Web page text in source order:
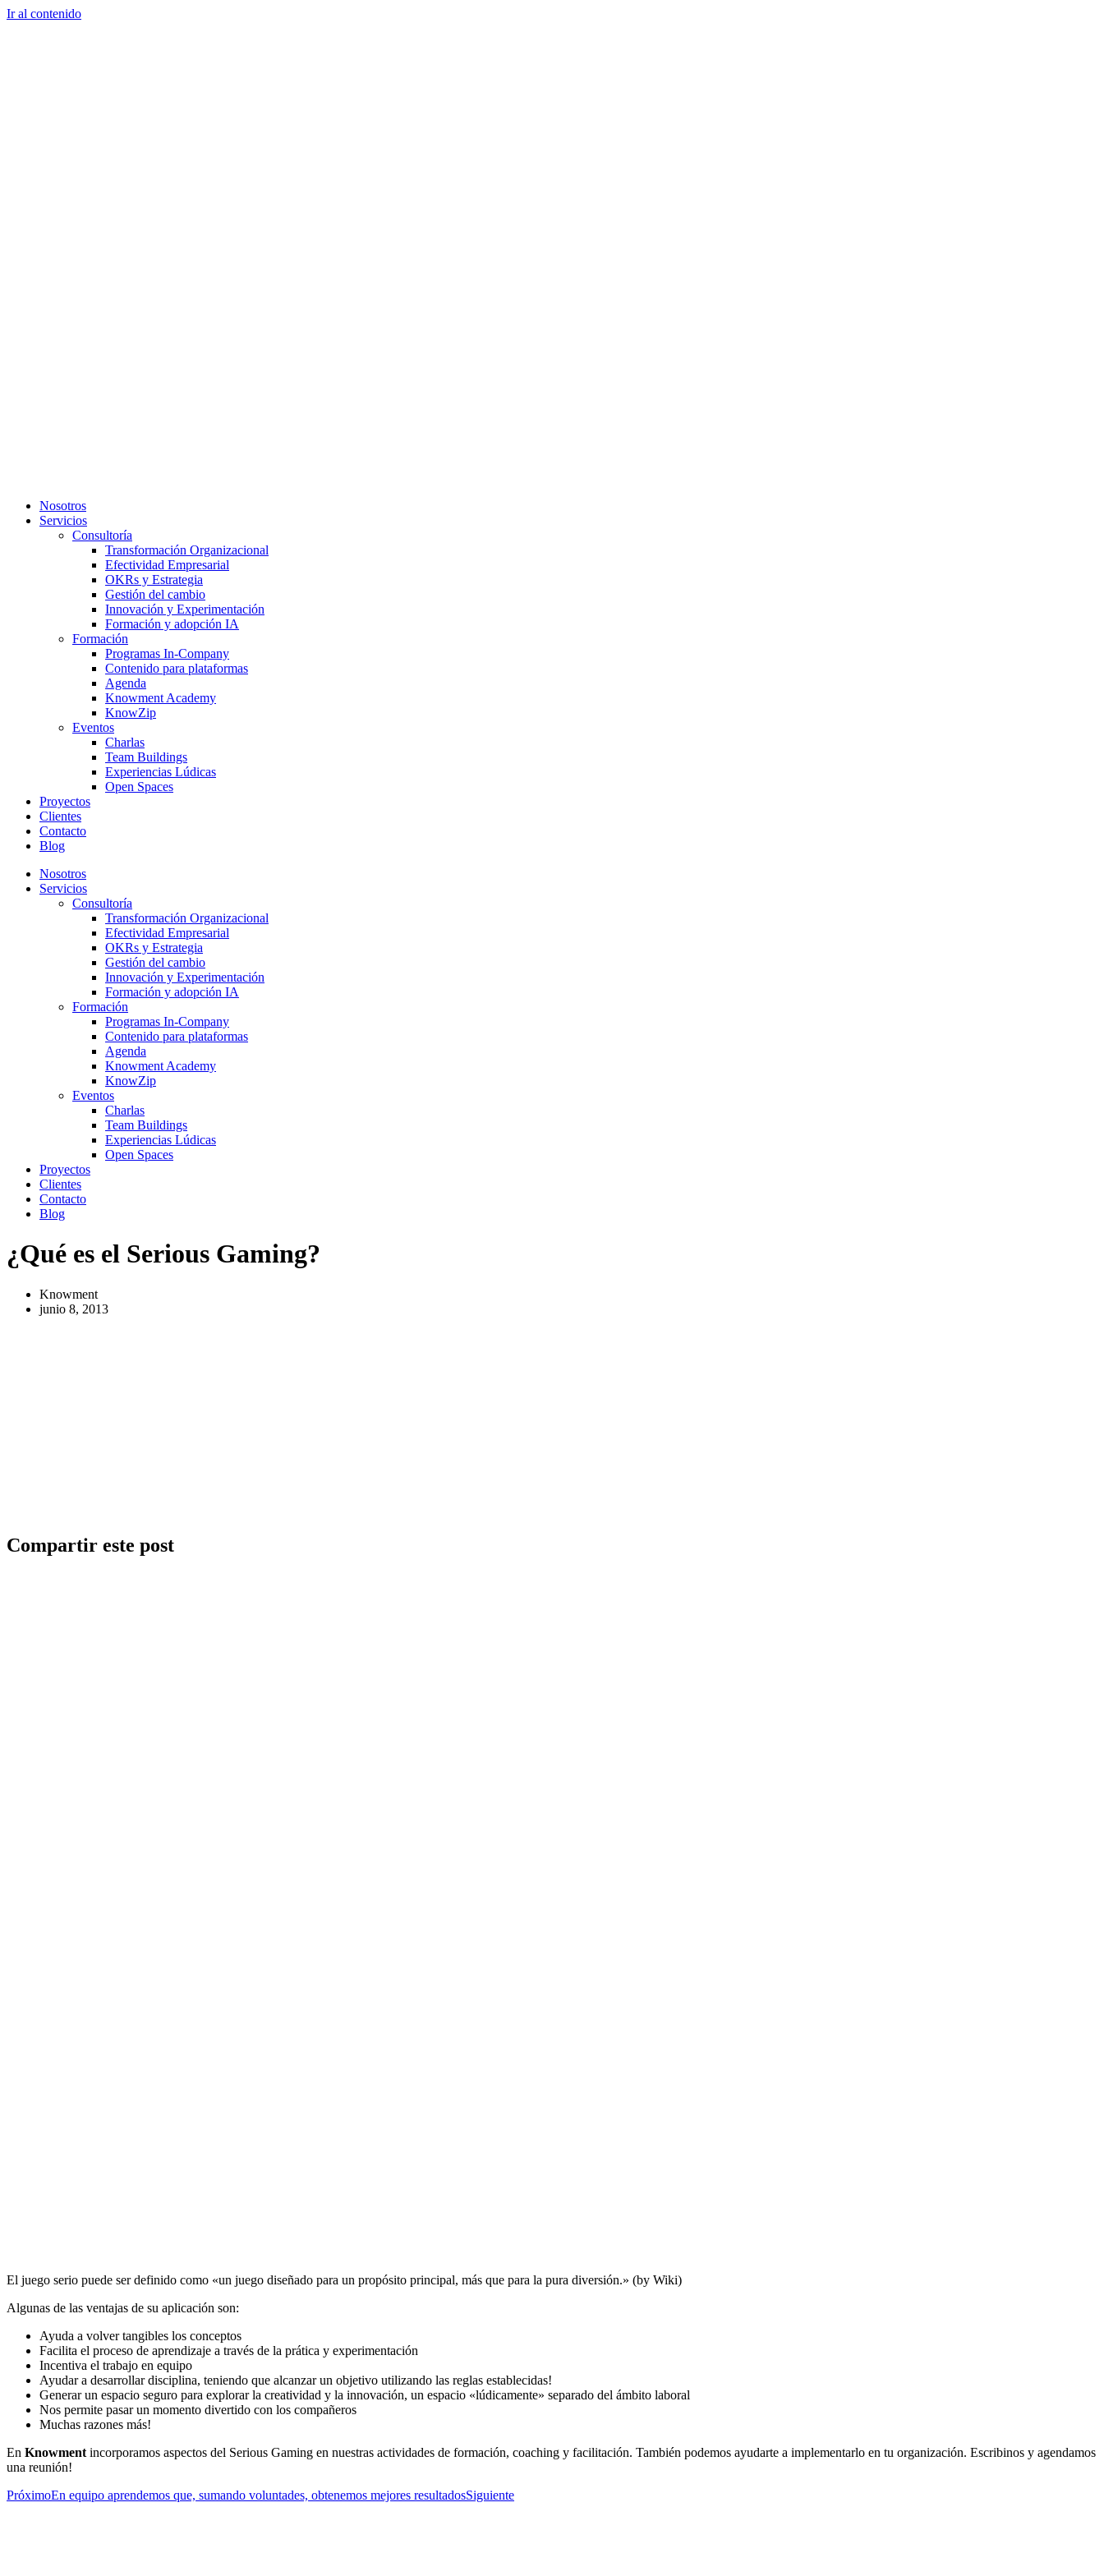
Ir al contenido
Nosotros
Servicios
Consultoría
Transformación Organizacional
Efectividad Empresarial
OKRs y Estrategia
Gestión del cambio
Innovación y Experimentación
Formación y adopción IA
Formación
Programas In-Company
Contenido para plataformas
Agenda
Knowment Academy
KnowZip
Eventos
Charlas
Team Buildings
Experiencias Lúdicas
Open Spaces
Proyectos
Clientes
Contacto
Blog
Nosotros
Servicios
Consultoría
Transformación Organizacional
Efectividad Empresarial
OKRs y Estrategia
Gestión del cambio
Innovación y Experimentación
Formación y adopción IA
Formación
Programas In-Company
Contenido para plataformas
Agenda
Knowment Academy
KnowZip
Eventos
Charlas
Team Buildings
Experiencias Lúdicas
Open Spaces
Proyectos
Clientes
Contacto
Blog
¿Qué es el Serious Gaming?
Knowment
junio 8, 2013
Compartir este post
El juego serio puede ser definido como «un juego diseñado para un propósito principal, más que para la pura diversión.» (by Wiki)
Algunas de las ventajas de su aplicación son:
Ayuda a volver tangibles los conceptos
Facilita el proceso de aprendizaje a través de la prática y experimentación
Incentiva el trabajo en equipo
Ayudar a desarrollar disciplina, teniendo que alcanzar un objetivo utilizando las reglas establecidas!
Generar un espacio seguro para explorar la creatividad y la innovación, un espacio «lúdicamente» separado del ámbito laboral
Nos permite pasar un momento divertido con los compañeros
Muchas razones más!
En Knowment incorporamos aspectos del Serious Gaming en nuestras actividades de formación, coaching y facilitación. También podemos ayudarte a implementarlo en tu organización. Escribinos y agendamos
una reunión!
PróximoEn equipo aprendemos que, sumando voluntades, obtenemos mejores resultadosSiguiente